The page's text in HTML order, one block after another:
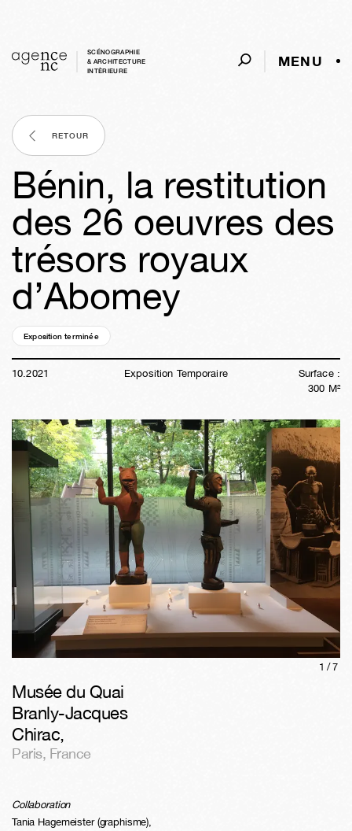
SCÉNOGRAPHIE
& ARCHITECTURE
INTÈRIEURE
MENU
RETOUR
Bénin, la restitution
des 26 oeuvres des
trésors royaux
d’Abomey
Exposition terminée
10.2021 Exposition Temporaire
Surface :
300 M²
1/7
Musée du Quai
Branly-Jacques
Chirac,
Paris, France
Collaboration
Tania Hagemeister (graphisme),